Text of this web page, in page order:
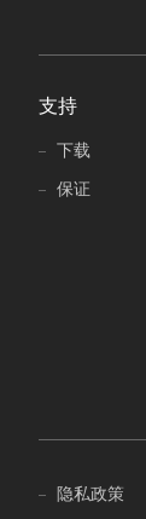
支持
下载
保证
隐私政策